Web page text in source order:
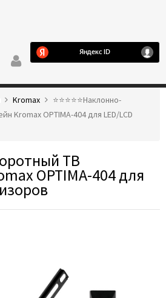
Kromax
⭐️⭐️⭐️⭐️⭐️Наклонно-
Kromax OPTIMA-404 для LED/LCD
ТВ
OPTIMA-404 для